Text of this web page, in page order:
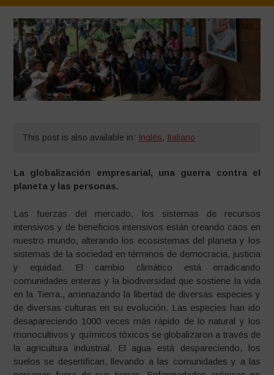
This post is also available in: Inglés, Italiano
La globalización empresarial, una guerra contra el
planeta y las personas.
Las fuerzas del mercado, los sistemas de recursos
intensivos y de beneficios intensivos están creando caos en
nuestro mundo, alterando los ecosistemas del planeta y los
sistemas de la sociedad en términos de democracia, justicia
y equidad. El cambio climático está erradicando
comunidades enteras y la biodiversidad que sostiene la vida
en la Tierra., amenazando la libertad de diversas especies y
de diversas culturas en su evolución. Las especies han ido
desapareciendo 1000 veces más rápido de lo natural y los
monocultivos y químicos tóxicos se globalizaron a través de
la agricultura industrial. El agua está despareciendo, los
suelos se desertifican, llevando a las comunidades y a las